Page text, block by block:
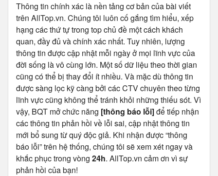
Thông tin chính xác là nền tảng cơ bản của bài viết
trên AllTop.vn. Chúng tôi luôn cố gắng tìm hiểu, xếp
hạng các thứ tự trong top chủ đề một cách khách
quan, đầy đủ và chính xác nhất. Tuy nhiên, lượng
thông tin được cập nhật mỗi ngày ở mọi lĩnh vực của
đời sống là vô cùng lớn. Một số dữ liệu theo thời gian
cũng có thể bị thay đổi ít nhiều. Và mặc dù thông tin
được sàng lọc kỹ càng bởi các CTV chuyên theo từng
lĩnh vực cũng không thể tránh khỏi những thiếu sót. Vì
vậy, BQT mở chức năng [thông báo lỗi]để tiếp nhận
các thông tin phản hồi về lỗi sai, cập nhật thông tin
mới bổ sung từ quý độc giả. Khi nhận được “thông
báo lỗi” trên hệ thống, chúng tôi sẽ xem xét ngay và
khắc phục trong vòng 24h. AllTop.vn cảm ơn vì sự
phản hồi của bạn!